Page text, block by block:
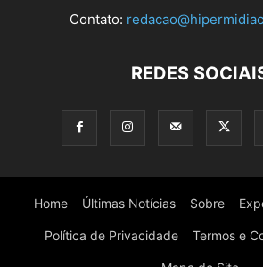
Contato:
REDES
Home Últimas Notícias Sobre
Política de Privacidade Termos e